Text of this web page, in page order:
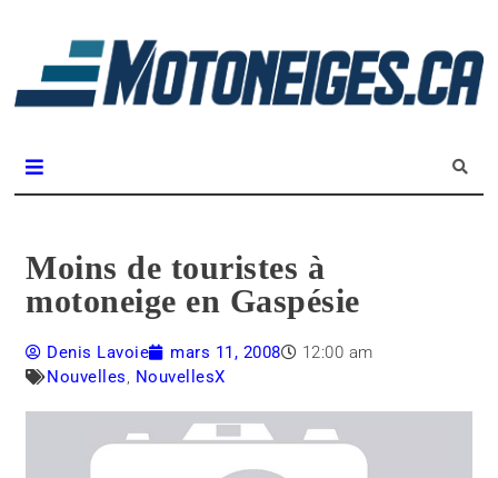
Moins de touristes à
motoneige en Gaspésie
Denis Lavoie mars 11, 2008
12:00 am
Nouvelles, NouvellesX